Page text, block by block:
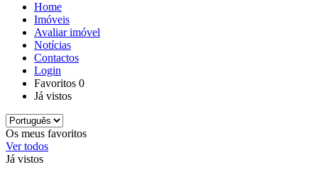
Home
Imóveis
Avaliar imóvel
Notícias
Contactos
Login
Favoritos 0
Já vistos
Os meus favoritos
Ver todos
Já vistos